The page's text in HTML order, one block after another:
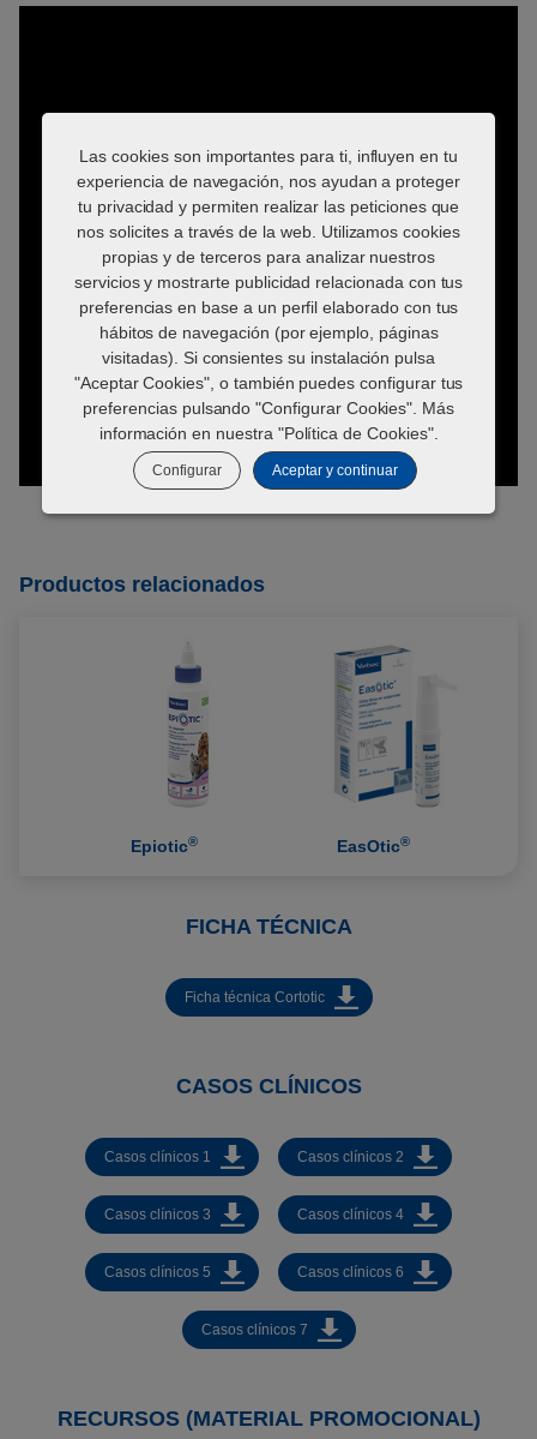
Productos relacionados
Epiotic® EasOtic®
FICHA TÉCNICA
Ficha técnica Cortotic
CASOS CLÍNICOS
Casos clínicos 1 Casos clínicos 2
Casos clínicos 3 Casos clínicos 4
Casos clínicos 5 Casos clínicos 6
Casos clínicos 7
RECURSOS (MATERIAL PROMOCIONAL)
Las cookies son importantes para ti, influyen en tu
experiencia de navegación, nos ayudan a proteger
tu privacidad y permiten realizar las peticiones que
nos solicites a través de la web. Utilizamos cookies
propias y de terceros para analizar nuestros
servicios y mostrarte publicidad relacionada con tus
preferencias en base a un perfil elaborado con tus
hábitos de navegación (por ejemplo, páginas
visitadas). Si consientes su instalación pulsa
"Aceptar Cookies", o también puedes configurar tus
preferencias pulsando "Configurar Cookies". Más
información en nuestra "Política de Cookies".
Configurar Aceptar y continuar